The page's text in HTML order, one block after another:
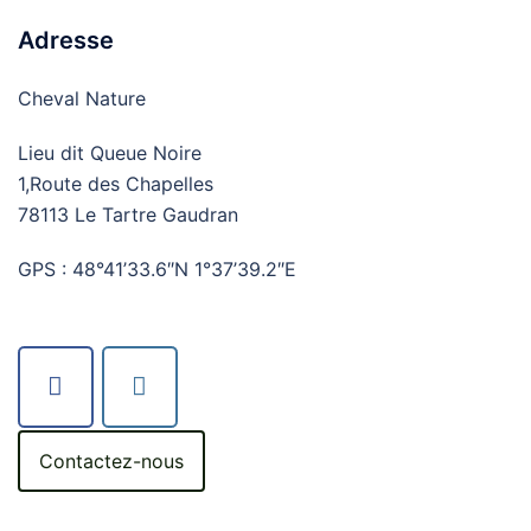
Adresse
Cheval Nature
Lieu dit Queue Noire
1,Route des Chapelles
78113 Le Tartre Gaudran
GPS : 48°41’33.6″N 1°37’39.2″E
Contactez-nous